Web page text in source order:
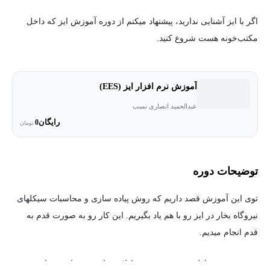
اگر با ایز آشنایی ندارید، پیشنهاد میکنم از دوره آموزش ایز که داخل
مکتب‌خونه هست شروع کنید.
آموزش نرم افزار ایز (EES)
عبدالحمید انصاری نسب
رایگان0 تومان
توضیحات دوره
توی این آموزش قصد داریم که روش پیاده سازی و محاسبات سیکلهای
نیروگاه بخار در ایز رو با هم یاد بگیریم. این کار رو به صورت قدم به
قدم انجام میدیم.
توی بخش اول، روش نوشتن معادلات بقای جرم، انرژی، انتروپی و